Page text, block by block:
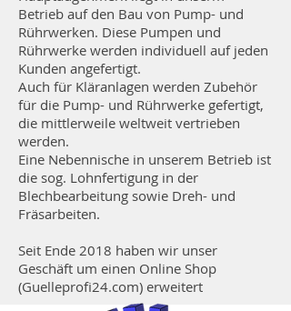
Betrieb auf den Bau von Pump- und
Rührwerken. Diese Pumpen und
Rührwerke werden individuell auf jeden
Kunden angefertigt.
Auch für Kläranlagen werden Zubehör
für die Pump- und Rührwerke gefertigt,
die mittlerweile weltweit vertrieben
werden.
Eine Nebennische in unserem Betrieb ist
die sog. Lohnfertigung in der
Blechbearbeitung sowie Dreh- und
Fräsarbeiten.
Seit Ende 2018 haben wir unser
Geschäft um einen Online Shop
(Guelleprofi24.com) erweitert